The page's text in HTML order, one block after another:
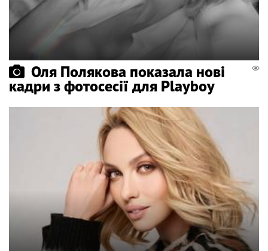
Оля Полякова показала нові
кадри з фотосесії для Playboy